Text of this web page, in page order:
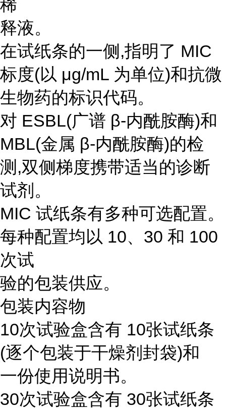
稀
释液。
在试纸条的一侧,指明了 MIC
标度(以 μg/mL 为单位)和抗微
生物药的标识代码。
对 ESBL(广谱 β-内酰胺酶)和
MBL(金属 β-内酰胺酶)的检
测,双侧梯度携带适当的诊断
试剂。
MIC 试纸条有多种可选配置。
每种配置均以 10、30 和 100
次试
验的包装供应。
包装内容物
10次试验盒含有 10张试纸条
(逐个包装于干燥剂封袋)和
一份使用说明书。
30次试验盒含有 30张试纸条